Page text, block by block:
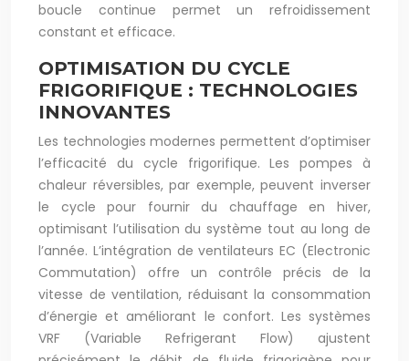
boucle continue permet un refroidissement
constant et efficace.
OPTIMISATION DU CYCLE
FRIGORIFIQUE : TECHNOLOGIES
INNOVANTES
Les technologies modernes permettent d’optimiser
l’efficacité du cycle frigorifique. Les pompes à
chaleur réversibles, par exemple, peuvent inverser
le cycle pour fournir du chauffage en hiver,
optimisant l’utilisation du système tout au long de
l’année. L’intégration de ventilateurs EC (Electronic
Commutation) offre un contrôle précis de la
vitesse de ventilation, réduisant la consommation
d’énergie et améliorant le confort. Les systèmes
VRF (Variable Refrigerant Flow) ajustent